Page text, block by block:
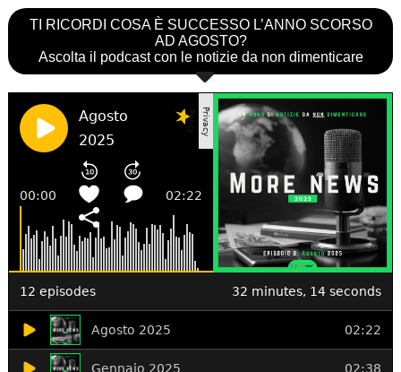
TI RICORDI COSA È SUCCESSO L’ANNO SCORSO
AD AGOSTO?
Ascolta il podcast con le notizie da non dimenticare